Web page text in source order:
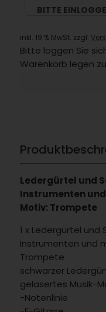
BITTE
inkl. 19 % MwSt. zzgl.
Bitte loggen Sie
Warenkorb legen
Ledergürtel und
Instrumenten
Motiv: Trompete
1 x Ledergürtel und
Instrumenten und
Trompete
schwarzer
gelasertes Musik-
-Notenlinie